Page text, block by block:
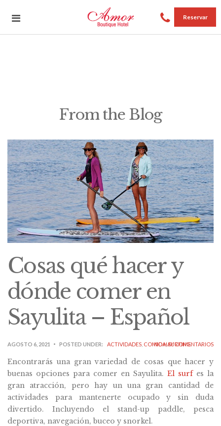
Reservar
From the Blog
Cosas qué hacer y
dónde comer en
Sayulita – Español
AGOSTO 6, 2021 POSTED UNDER: ACTIVIDADES COMIDA,SURFING
NO HAY COMENTARIOS
Encontrarás una gran variedad de cosas que hacer y
buenas opciones para comer en Sayulita. El surfes la
gran atracción, pero hay un una gran cantidad de
actividades para mantenerte ocupado y sin duda
divertido. Incluyendo el stand-up paddle, pesca
deportiva, navegación, buceo y snorkel.